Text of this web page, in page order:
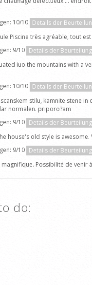
10/10 Details der
très agréable, tout
9/10 Details der Beurteilung
iuo the mountains with a
10/10 Details der
stilu, kamnite stene
normalen. priporo?am
9/10 Details der Beurteilung
house's old style is
9/10 Details der Beurteilung
Possibilité de
do: